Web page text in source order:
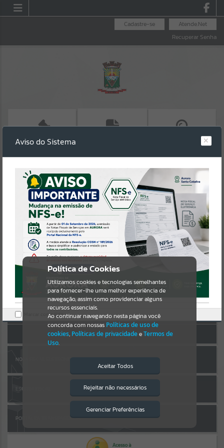
Atende.Net
Cadastre-se
Recuperar Senha
CONSULTA LICITAÇÃO EMITIR IPTU
SALA DO
EMPREENDEDOR
Resultados para""
Portais
Por favor, aguarde...
NOTÍCIAS
Por favor, aguarde...
Por favor, aguarde...
AUTOATENDIMENTO
Cadastre-se|Recuperar Senha
ACESSAR SEM LOGIN
NOTA FISCAL ELETRÔNICA
ESCRITA FISCAL
PORTAL DA TRANSPARÊNCIA
Política de Cookies
Utilizamos cookies e tecnologias semelhantes
para fornecer-lhe uma melhor experiência de
navegação, assim como providenciar alguns
recursos essenciais.
Ao continuar navegando nesta página você
concorda com nossas Políticas de uso de
cookies, Políticas de privacidadeeTermos de
Uso.
Aceitar Todos
Rejeitar não necessários
Gerenciar Preferências
Isto significa que diversos recursos
providenciados poderão não estar
Aviso do Sistema
Marcar como lido.
Erro
SISTEMA
Gerenciamento do Sistema
CÓDIGO DA MENSAGEM:EST-000040
Ocorreu um erro de script:
Uncaught SyntaxError: Unexpected token '('
https://aurora.atende.net/cidadao/pagina/static/bundle/wpo_index_
2_base_l2_portal_editores_sync_b1af0104912828a556f25727bdc1cda
e.js?v=3275eb17:47
Verificar Mais Detalhes